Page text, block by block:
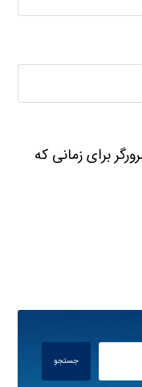
برای زمانی که
جستجو